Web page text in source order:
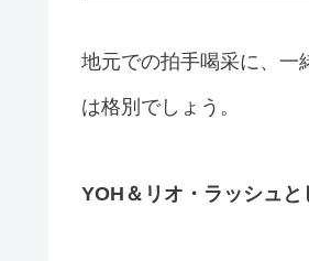
地元での拍手喝采に、一
は格別でしょう。
YOH＆リオ・ラッシュ